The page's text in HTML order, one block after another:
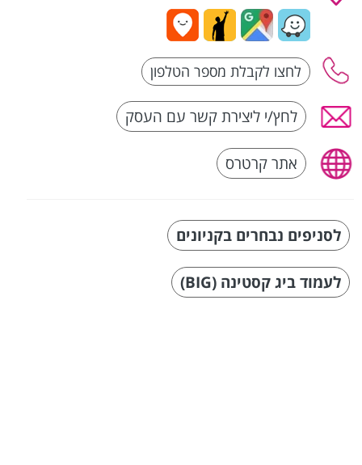
לחץ/י ליצירת קשר עם העסק
אתר קרטרס
לסניפים נבחרים בקניונים
לעמוד ביג קסטינה (BIG)